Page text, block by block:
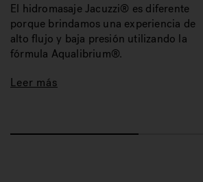
El hidromasaje Jacuzzi® es diferente
porque brindamos una experiencia de
alto flujo y baja presión utilizando la
fórmula Aqualibrium®.
Leer más